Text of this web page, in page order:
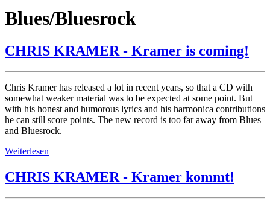
Blues/Bluesrock
CHRIS KRAMER - Kramer is coming!
Chris Kramer has released a lot in recent years, so that a CD with
somewhat weaker material was to be expected at some point. But
with his honest and humorous lyrics and his harmonica contributions
he can still score points. The new record is too far away from Blues
and Bluesrock.
Weiterlesen
CHRIS KRAMER - Kramer kommt!